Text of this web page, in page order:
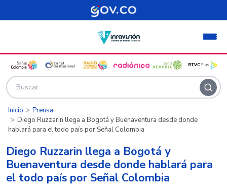
Pasar al contenido principal
Inicio
Prensa
Diego Ruzzarin llega a Bogotá y Buenaventura desde donde
hablará para el todo país por Señal Colombia
Diego Ruzzarin llega a Bogotá y
Buenaventura desde donde hablará para
el todo país por Señal Colombia